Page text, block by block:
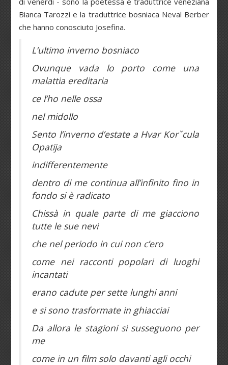
Bianca Tarozzi e la traduttrice bosniaca Neval Berber
che hanno conosciuto Josefina.
L’ultimo inverno bosniaco
Ovunque vada lo porto come una
malattia ereditaria
ce l’ho nelle ossa
nel midollo
Sento l’inverno d’estate a Hvar Korˇcula
Opatija
indifferentemente
dentro di me continua all’infinito fino in
fondo si è radicato
Chissà in quale parte di me giacciono
tutte le sue nevi
che nel periodo in cui non c’ero
come nei racconti popolari di luoghi
incantati
erano cadute per sette lunghi anni
e si sono trasformate in ghiacciai
Da allora le stagioni si susseguono per
me
come in un film solo davanti agli occhi